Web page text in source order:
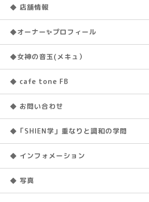
◆ 店舗情報
◆オーナー✨プロフィール
◆女神の音玉(メキュ）
◆ cafe tone FB
◆ お問い合わせ
◆「SHIEN学」重なりと調和の学問
◆ インフォメーション
◆ 写真